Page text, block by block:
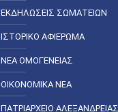
ΕΚΔΗΛΩΣΕΙΣ ΣΩΜΑΤΕΙΩΝ
ΙΣΤΟΡΙΚΟ ΑΦΙΕΡΩΜΑ
ΝΕΑ ΟΜΟΓΕΝΕΙΑΣ
ΟΙΚΟΝΟΜΙΚΑ ΝΕΑ
ΠΑΤΡΙΑΡΧΕΙΟ ΑΛΕΞΑΝΔΡΕΙΑΣ